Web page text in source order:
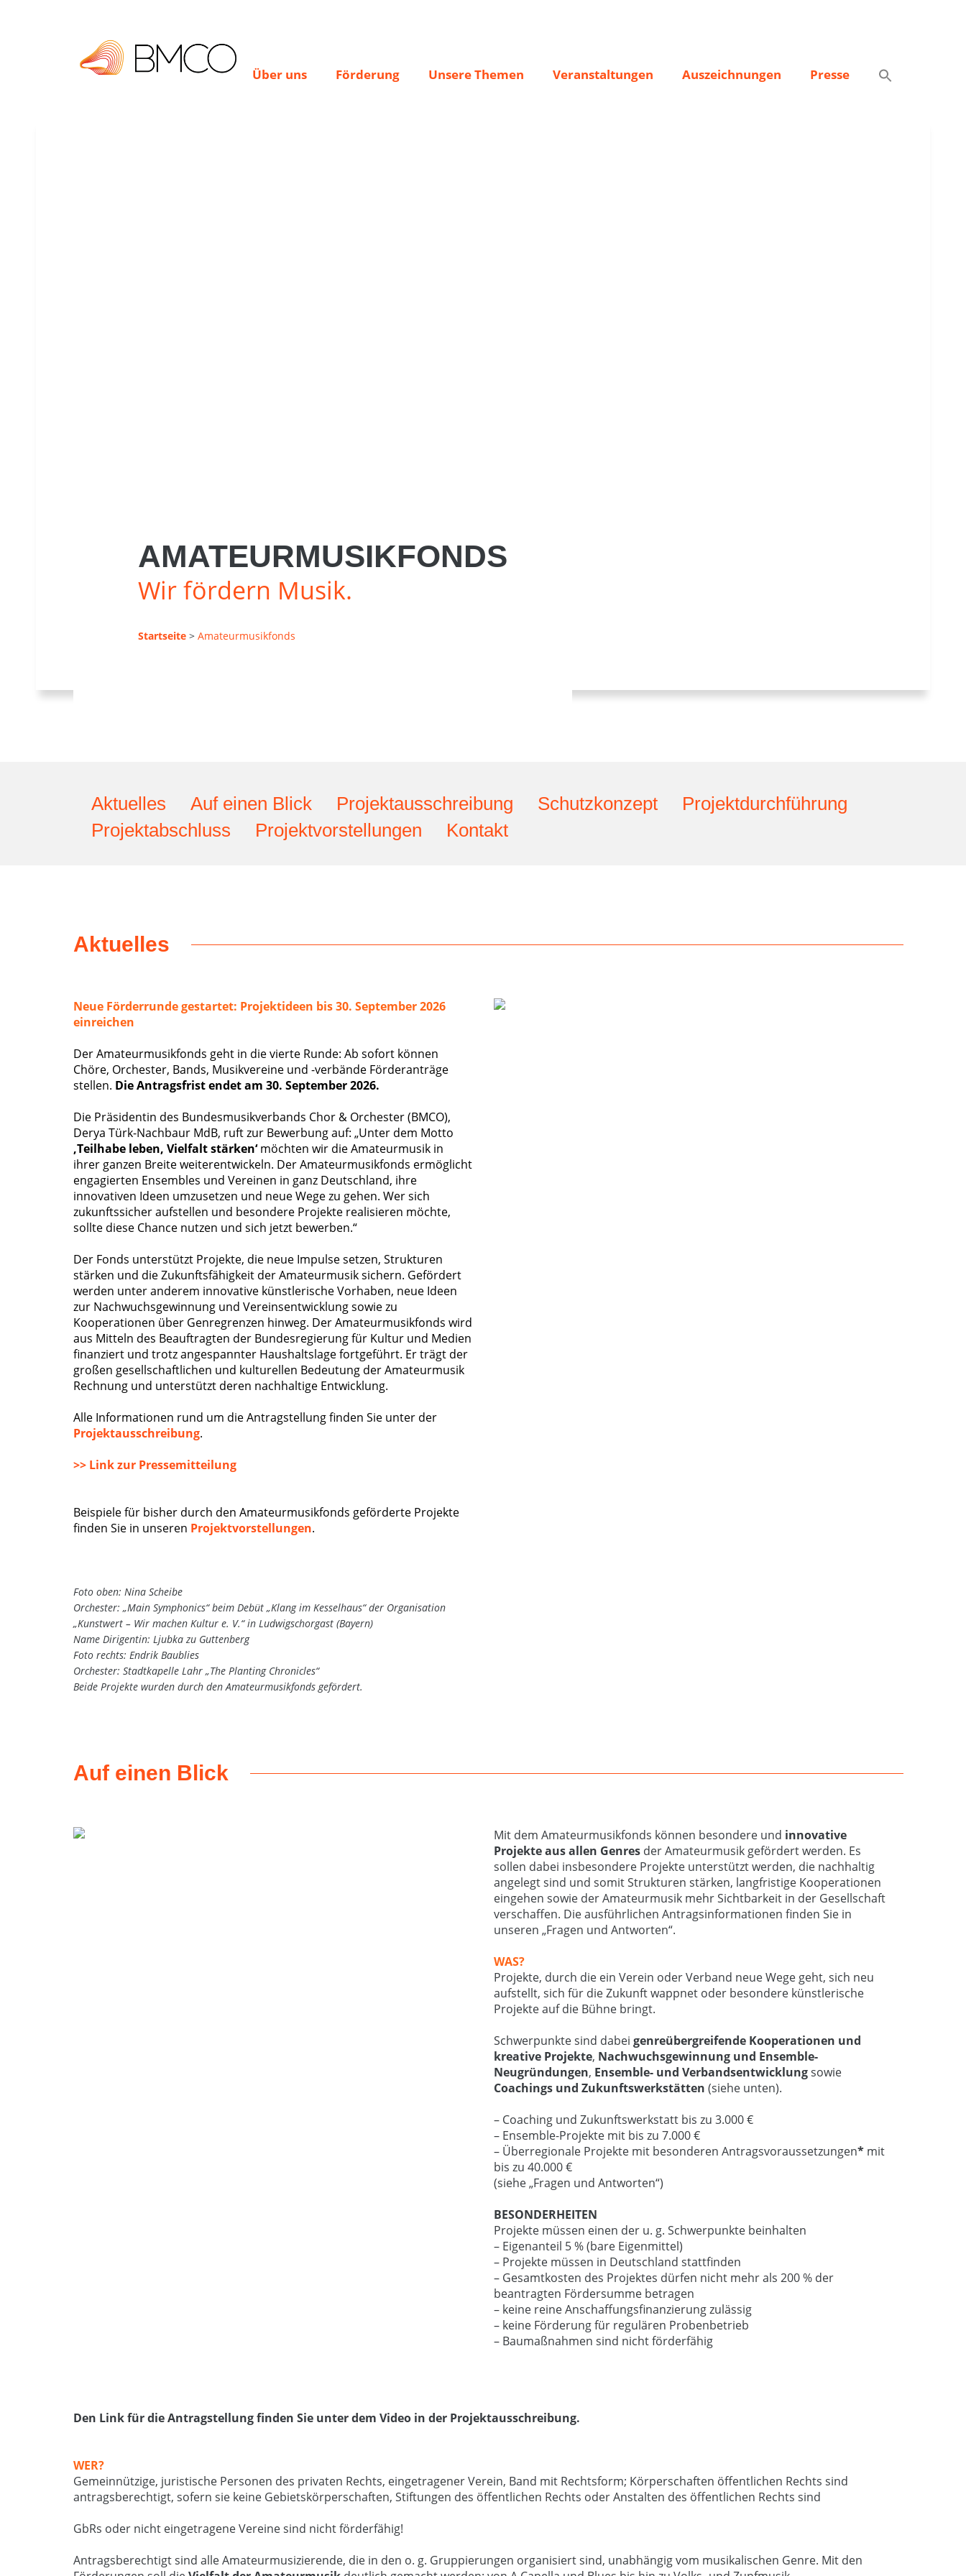
Über uns Förderung Unsere Themen Veranstaltungen Auszeichnungen Presse
AMATEURMUSIKFONDS
Wir fördern Musik.
Startseite > Amateurmusikfonds
Aktuelles Auf einen Blick Projektausschreibung Schutzkonzept
Projektdurchführung
Projektabschluss
Projektvorstellungen Kontakt
Aktuelles
Neue Förderrunde gestartet: Projektideen bis 30. September 2026
einreichen
Der Amateurmusikfonds geht in die vierte Runde: Ab sofort können
Chöre, Orchester, Bands, Musikvereine und -verbände Förderanträge
stellen. Die Antragsfrist endet am 30. September 2026.
Die Präsidentin des Bundesmusikverbands Chor & Orchester (BMCO),
Derya Türk-Nachbaur MdB, ruft zur Bewerbung auf: „Unter dem Motto
‚Teilhabe leben, Vielfalt stärken‘möchten wir die Amateurmusik in
ihrer ganzen Breite weiterentwickeln. Der Amateurmusikfonds ermöglicht
engagierten Ensembles und Vereinen in ganz Deutschland, ihre
innovativen Ideen umzusetzen und neue Wege zu gehen. Wer sich
zukunftssicher aufstellen und besondere Projekte realisieren möchte,
sollte diese Chance nutzen und sich jetzt bewerben.“
Der Fonds unterstützt Projekte, die neue Impulse setzen, Strukturen
stärken und die Zukunftsfähigkeit der Amateurmusik sichern. Gefördert
werden unter anderem innovative künstlerische Vorhaben, neue Ideen
zur Nachwuchsgewinnung und Vereinsentwicklung sowie zu
Kooperationen über Genregrenzen hinweg. Der Amateurmusikfonds wird
aus Mitteln des Beauftragten der Bundesregierung für Kultur und Medien
finanziert und trotz angespannter Haushaltslage fortgeführt. Er trägt der
großen gesellschaftlichen und kulturellen Bedeutung der Amateurmusik
Rechnung und unterstützt deren nachhaltige Entwicklung.
Alle Informationen rund um die Antragstellung finden Sie unter der
Projektausschreibung.
>> Link zur Pressemitteilung
Beispiele für bisher durch den Amateurmusikfonds geförderte Projekte
finden Sie in unseren Projektvorstellungen.
Foto oben: Nina Scheibe
Orchester: „Main Symphonics“ beim Debüt „Klang im Kesselhaus“ der Organisation
„Kunstwert – Wir machen Kultur e. V.“ in Ludwigschorgast (Bayern)
Name Dirigentin: Ljubka zu Guttenberg
Foto rechts: Endrik Baublies
Orchester: Stadtkapelle Lahr „The Planting Chronicles“
Beide Projekte wurden durch den Amateurmusikfonds gefördert.
Auf einen Blick
Mit dem Amateurmusikfonds können besondere und innovative
Projekte aus allen Genres der Amateurmusik gefördert werden. Es
sollen dabei insbesondere Projekte unterstützt werden, die nachhaltig
angelegt sind und somit Strukturen stärken, langfristige Kooperationen
eingehen sowie der Amateurmusik mehr Sichtbarkeit in der Gesellschaft
verschaffen. Die ausführlichen Antragsinformationen finden Sie in
unseren „Fragen und Antworten“.
WAS?
Projekte, durch die ein Verein oder Verband neue Wege geht, sich neu
aufstellt, sich für die Zukunft wappnet oder besondere künstlerische
Projekte auf die Bühne bringt.
Schwerpunkte sind dabei genreübergreifende Kooperationen und
kreative Projekte, Nachwuchsgewinnung und Ensemble-
Neugründungen, Ensemble- und Verbandsentwicklungsowie
Coachings und Zukunftswerkstätten (siehe unten).
– Coaching und Zukunftswerkstatt bis zu 3.000 €
– Ensemble-Projekte mit bis zu 7.000 €
– Überregionale Projekte mit besonderen Antragsvoraussetzungen* mit
bis zu 40.000 €
(siehe „Fragen und Antworten“)
BESONDERHEITEN
Projekte müssen einen der u. g. Schwerpunkte beinhalten
– Eigenanteil 5 % (bare Eigenmittel)
– Projekte müssen in Deutschland stattfinden
– Gesamtkosten des Projektes dürfen nicht mehr als 200 % der
beantragten Fördersumme betragen
– keine reine Anschaffungsfinanzierung zulässig
– keine Förderung für regulären Probenbetrieb
– Baumaßnahmen sind nicht förderfähig
Den Link für die Antragstellung finden Sie unter dem Video in der Projektausschreibung.
WER?
Gemeinnützige, juristische Personen des privaten Rechts, eingetragener Verein, Band mit Rechtsform; Körperschaften öffentlichen Rechts sind
antragsberechtigt, sofern sie keine Gebietskörperschaften, Stiftungen des öffentlichen Rechts oder Anstalten des öffentlichen Rechts sind
GbRs oder nicht eingetragene Vereine sind nicht förderfähig!
Antragsberechtigt sind alle Amateurmusizierende, die in den o. g. Gruppierungen organisiert sind, unabhängig vom musikalischen Genre. Mit den